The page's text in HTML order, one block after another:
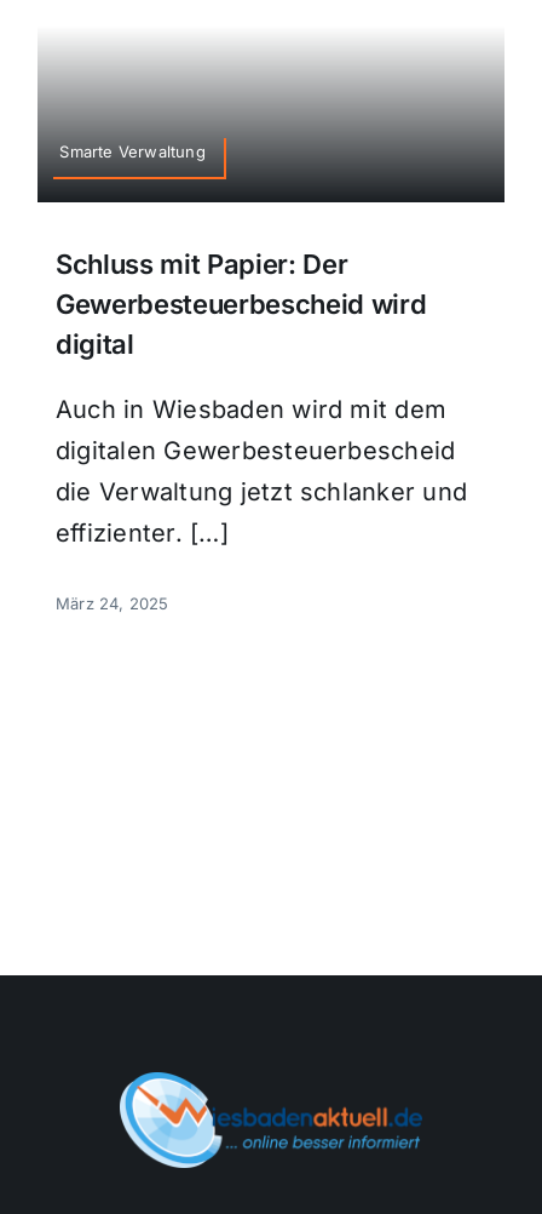
Smarte Verwaltung
Schluss mit Papier: Der
Gewerbesteuerbescheid wird
digital
Auch in Wiesbaden wird mit dem
digitalen Gewerbesteuerbescheid
die Verwaltung jetzt schlanker und
effizienter. […]
März 24, 2025